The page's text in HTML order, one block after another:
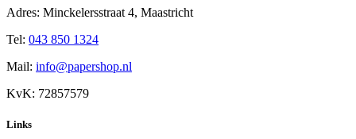
Adres: Minckelersstraat 4, Maastricht
Tel: 043 850 1324
Mail: info@papershop.nl
KvK: 72857579
Links